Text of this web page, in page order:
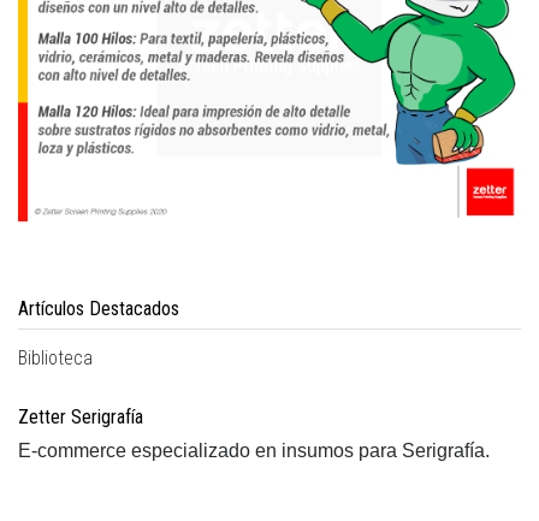
Artículos Destacados
Biblioteca
Zetter Serigrafía
E-commerce especializado en insumos para Serigrafía.